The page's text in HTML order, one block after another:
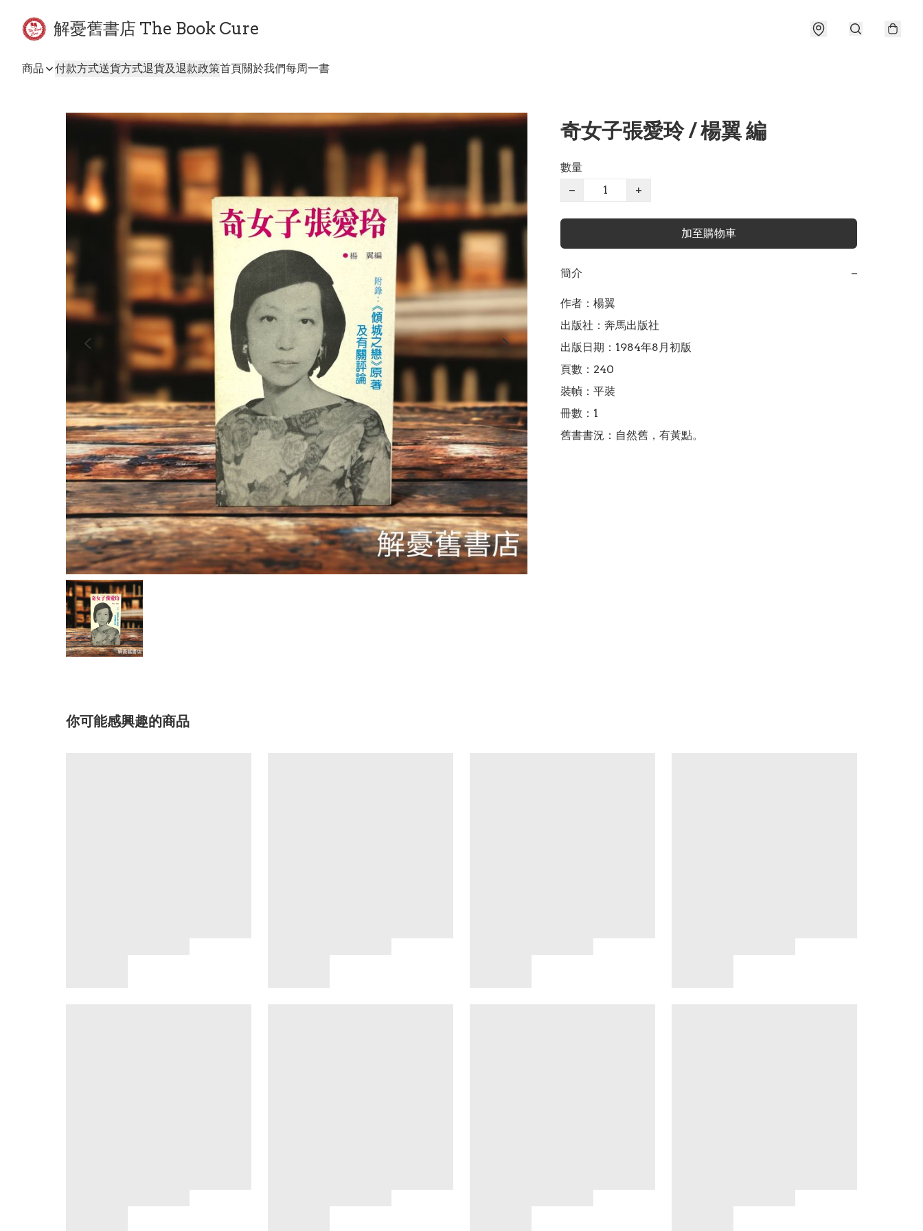
解憂舊書店 The Book Cure
商品 付款方式送貨方式退貨及退款政策首頁關於我們每周一書
奇女子張愛玲 / 楊翼 編
數量
−
+
加至購物車
簡介 −
作者：楊翼
出版社：奔馬出版社
出版日期：1984年8月初版
頁數：240
裝幀：平裝
冊數：1
舊書書況：自然舊，有黃點。
你可能感興趣的商品